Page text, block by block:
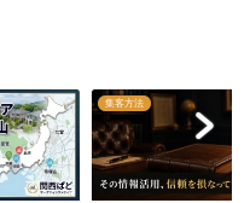
集客方法